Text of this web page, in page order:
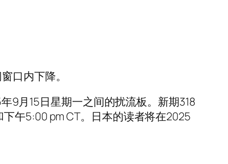
口内下降。
9月15日星期一之间的扰流板。新期318
午5:00 pm CT。日本的读者将在2025